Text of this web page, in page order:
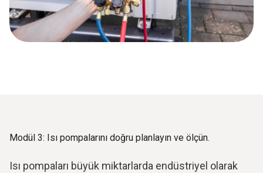
Modül 3: Isı pompalarını doğru planlayın ve ölçün.
Isı pompaları büyük miktarlarda endüstriyel olarak